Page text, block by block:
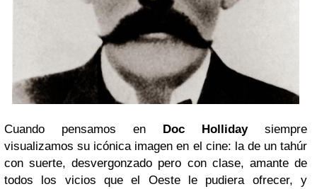
Cuando pensamos en Doc Hollidaysiempre
visualizamos su icónica imagen en el cine: la de un tahúr
con suerte, desvergonzado pero con clase, amante de
todos los vicios que el Oeste le pudiera ofrecer, y